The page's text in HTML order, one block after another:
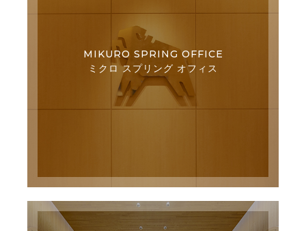
MIKURO SPRING OFFICE
ミクロ スプリング オフィス